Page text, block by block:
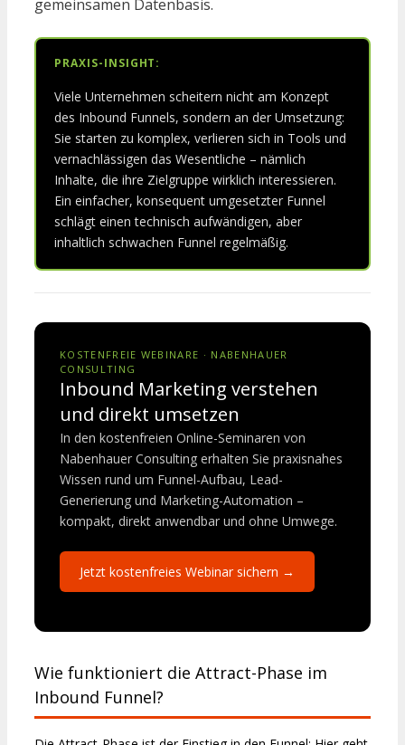
gemeinsamen Datenbasis.
PRAXIS-INSIGHT:
Viele Unternehmen scheitern nicht am Konzept
des Inbound Funnels, sondern an der Umsetzung:
Sie starten zu komplex, verlieren sich in Tools und
vernachlässigen das Wesentliche – nämlich
Inhalte, die ihre Zielgruppe wirklich interessieren.
Ein einfacher, konsequent umgesetzter Funnel
schlägt einen technisch aufwändigen, aber
inhaltlich schwachen Funnel regelmäßig.
KOSTENFREIE WEBINARE · NABENHAUER
CONSULTING
Inbound Marketing verstehen
und direkt umsetzen
In den kostenfreien Online-Seminaren von
Nabenhauer Consulting erhalten Sie praxisnahes
Wissen rund um Funnel-Aufbau, Lead-
Generierung und Marketing-Automation –
kompakt, direkt anwendbar und ohne Umwege.
Jetzt kostenfreies Webinar sichern →
Wie funktioniert die Attract-Phase im
Inbound Funnel?